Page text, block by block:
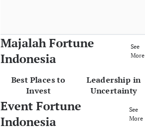
Majalah Fortune
Indonesia
See
More
Best Places to
Invest
Leadership in
Uncertainty
Event Fortune
Indonesia
See
More